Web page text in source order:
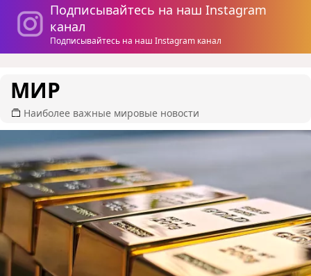
Подписывайтесь на наш Instagram
канал
Подписывайтесь на наш Instagram канал
МИР
Наиболее важные мировые новости